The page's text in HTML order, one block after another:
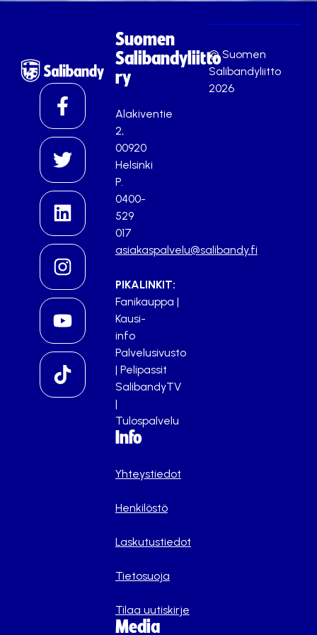
Suomen
Salibandyliitto
ry
Alakiventie
2,
00920
Helsinki
P.
0400-
529
017
asiakaspalvelu@salibandy.fi
PIKALINKIT:
Fanikauppa |
Kausi-
info
Palvelusivusto
| Pelipassit
SalibandyTV
|
Tulospalvelu
Info
Yhteystiedot
Henkilöstö
Laskutustiedot
Tietosuoja
Tilaa uutiskirje
Media
© Suomen
Salibandyliitto
2026